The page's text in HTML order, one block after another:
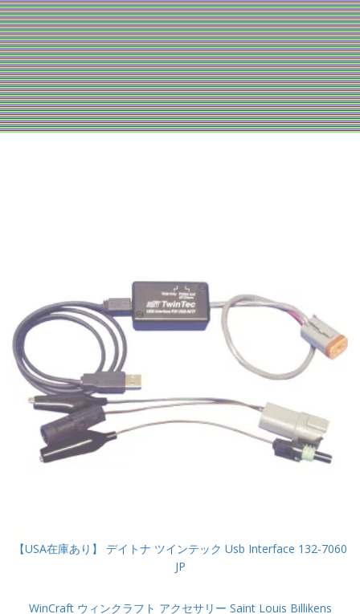
【USA在庫あり】 デイトナ ツインテック Usb Interface 132-7060
JP
WinCraft ウィンクラフト アクセサリー Saint Louis Billikens